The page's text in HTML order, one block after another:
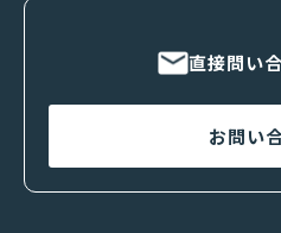
直接問い
お問い